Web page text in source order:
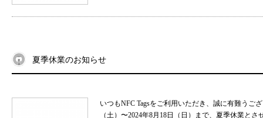
夏季休業のお知らせ
いつもNFC Tagsをご利用いただき、誠に有難う
（土）〜2024年8月18日（日）まで、夏季休業と